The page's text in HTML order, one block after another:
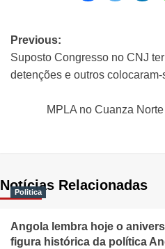
Previous:
Suposto Congresso no CNJ
detenções e outros colocaram-
MPLA no Cuanza
Notícias Relacionadas
Politica
Angola lembra hoje o
figura histórica da política